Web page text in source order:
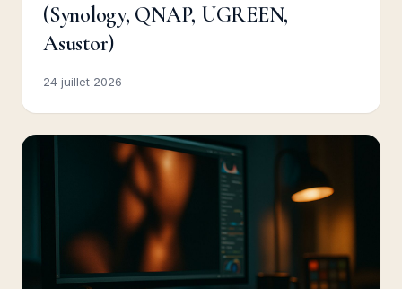
(Synology, QNAP, UGREEN,
Asustor)
24 juillet 2026